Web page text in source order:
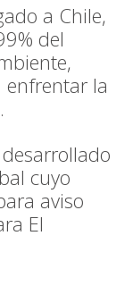
a Chile,
del
enfrentar la
cuyo
aviso
El